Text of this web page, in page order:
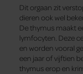
Dit orgaan zit
dieren ook wel
De thymus maakt
lymfocyten. Deze
en worden vooral
een jaar of vijftien
thymus erop en